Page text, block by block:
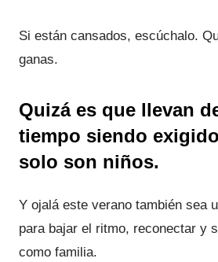
Si están cansados, escúchalo.
ganas.
Quizá es que llevan
tiempo siendo
solo son niños.
Y ojalá este verano también sea
para bajar el ritmo, reconectar y
como familia.